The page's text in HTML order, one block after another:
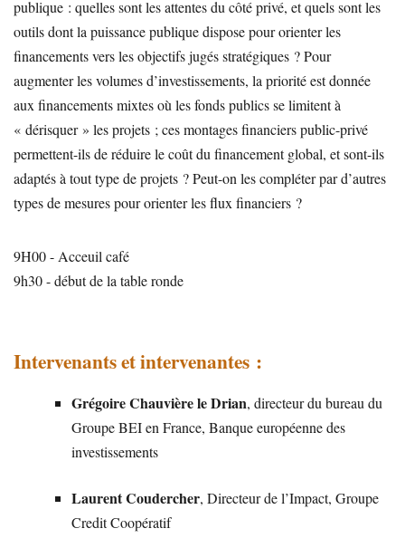
publique : quelles sont les attentes du côté privé, et quels sont les
outils dont la puissance publique dispose pour orienter les
financements vers les objectifs jugés stratégiques ? Pour
augmenter les volumes d’investissements, la priorité est donnée
aux financements mixtes où les fonds publics se limitent à
« dérisquer » les projets ; ces montages financiers public-privé
permettent-ils de réduire le coût du financement global, et sont-ils
adaptés à tout type de projets ? Peut-on les compléter par d’autres
types de mesures pour orienter les flux financiers ?
9H00 - Acceuil café
9h30 - début de la table ronde
Intervenants et intervenantes :
Grégoire Chauvière le Drian, directeur du bureau du
Groupe BEI en France, Banque européenne des
investissements
Laurent Coudercher, Directeur de l’Impact, Groupe
Credit Coopératif